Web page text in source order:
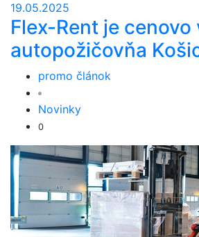
19.05.2025
Flex-Rent je
autopožičovňa
promo článok
Novinky
0